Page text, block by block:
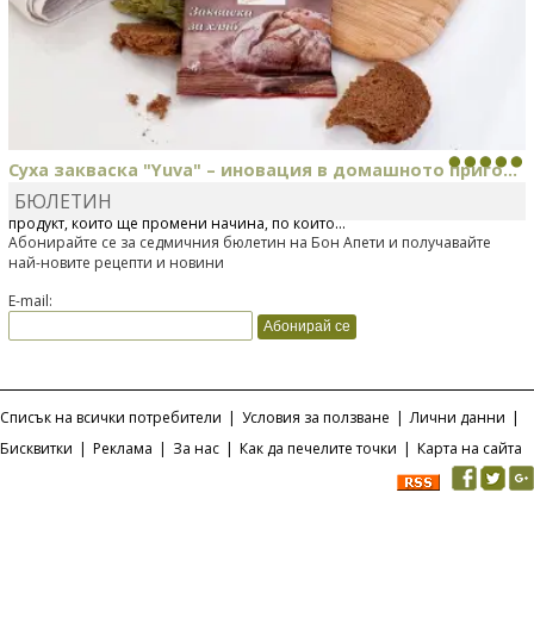
Суха закваска "Yuva" – иновация в домашното приго...
Отскоро Лесафр България стартира предлагането на изцяло нов
продукт, който ще промени начина, по който...
БЮЛЕТИН
Абонирайте се за седмичния бюлетин на Бон Апети и получавайте
най-новите рецепти и новини
E-mail:
Списък на всички потребители | Условия за ползване | Лични данни |
Бисквитки | Реклама | За нас | Как да печелите точки | Карта на сайта